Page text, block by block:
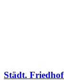
Städt.